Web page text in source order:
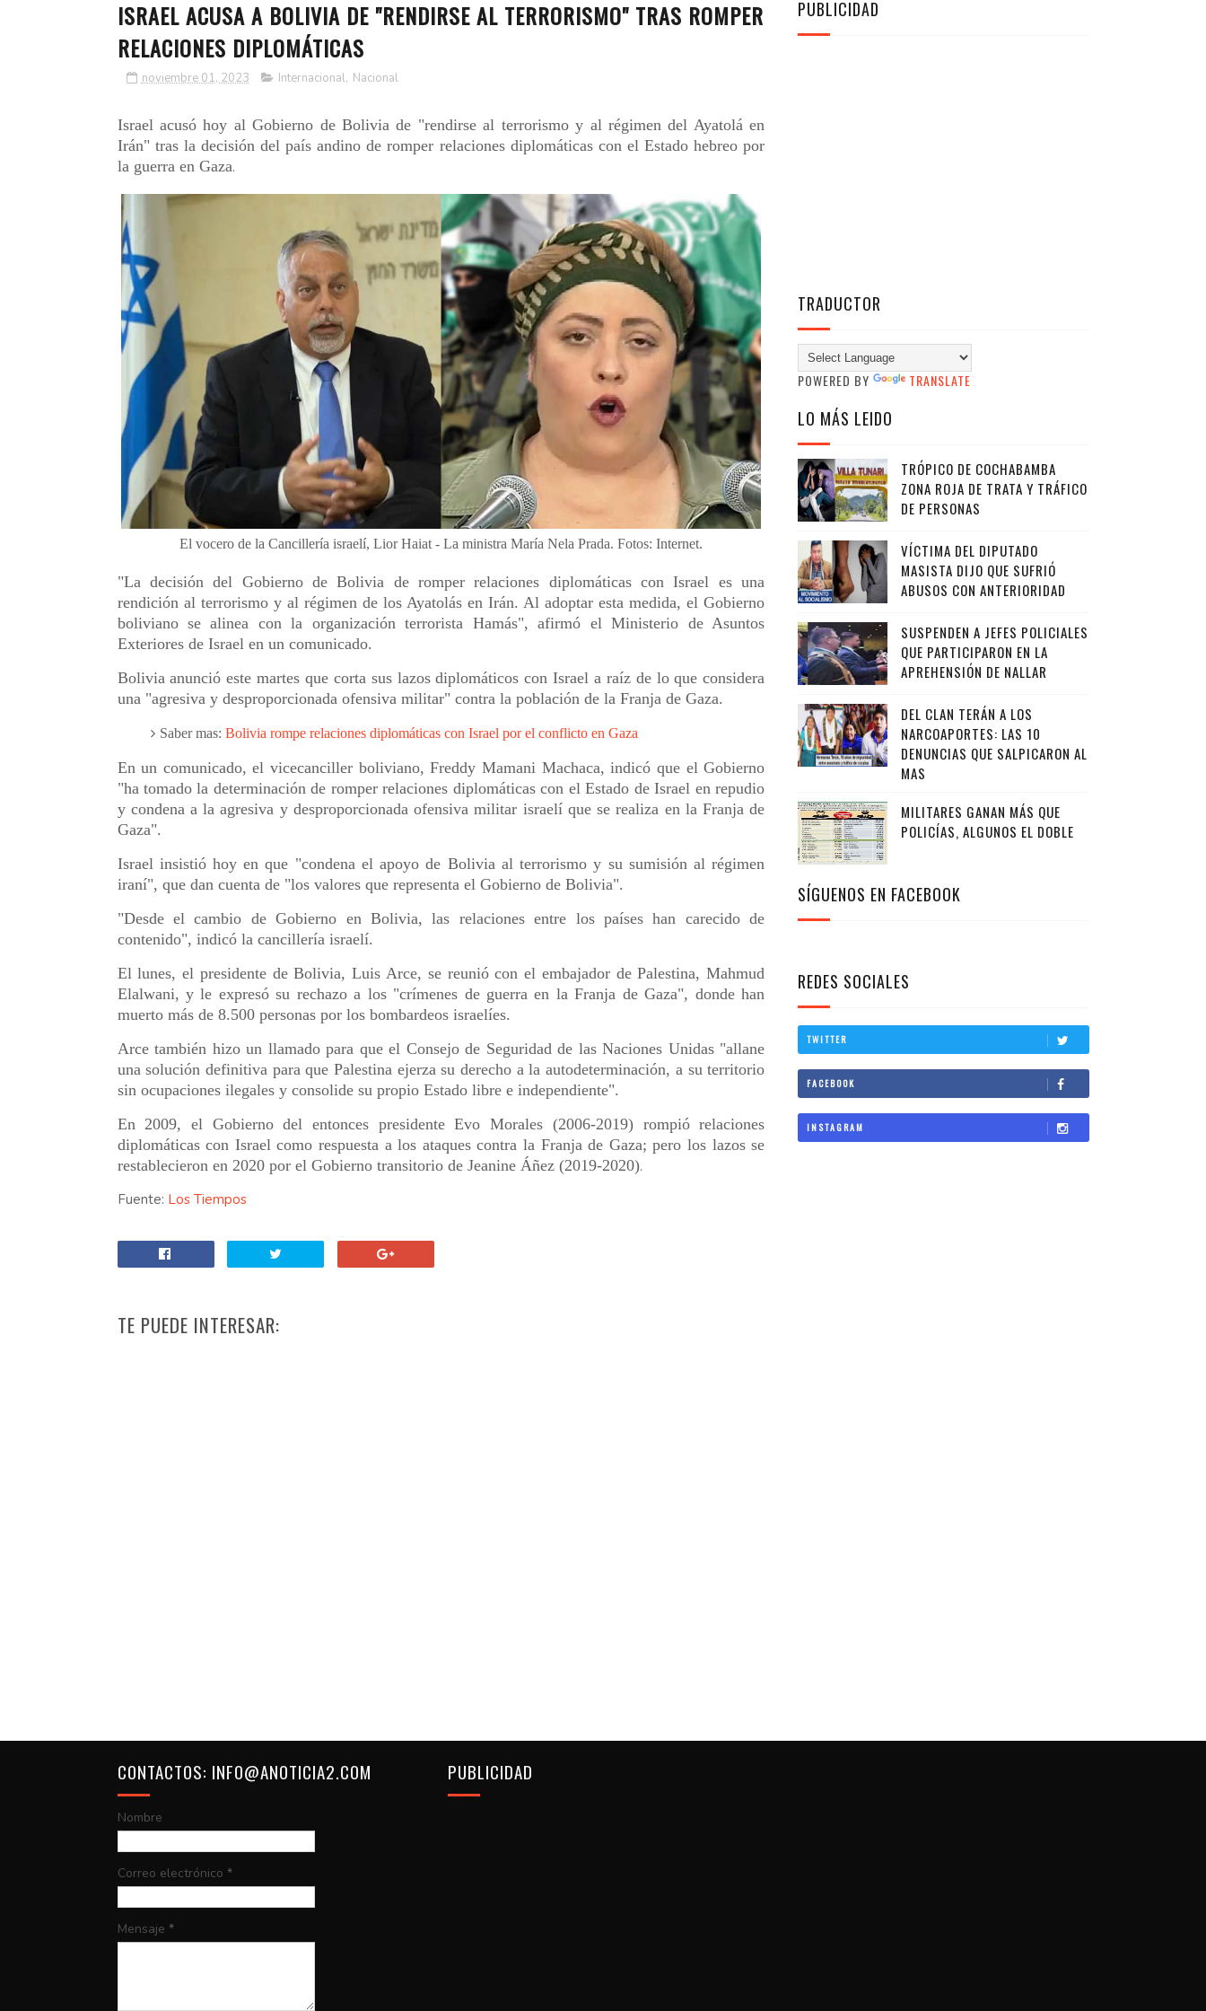
ISRAEL ACUSA A BOLIVIA DE "RENDIRSE AL TERRORISMO" TRAS ROMPER
RELACIONES DIPLOMÁTICAS
noviembre 01, 2023 Internacional, Nacional
Israel acusó hoy al Gobierno de Bolivia de "rendirse al terrorismo y al régimen del Ayatolá en
Irán" tras la decisión del país andino de romper relaciones diplomáticas con el Estado hebreo por
la guerra en Gaza.
El vocero de la Cancillería israelí, Lior Haiat - La ministra María Nela Prada. Fotos: Internet.
"La decisión del Gobierno de Bolivia de romper relaciones diplomáticas con Israel es una
rendición al terrorismo y al régimen de los Ayatolás en Irán. Al adoptar esta medida, el Gobierno
boliviano se alinea con la organización terrorista Hamás", afirmó el Ministerio de Asuntos
Exteriores de Israel en un comunicado.
Bolivia anunció este martes que corta sus lazos diplomáticos con Israel a raíz de lo que considera
una "agresiva y desproporcionada ofensiva militar" contra la población de la Franja de Gaza.
Saber mas: Bolivia rompe relaciones diplomáticas con Israel por el conflicto en Gaza
En un comunicado, el vicecanciller boliviano, Freddy Mamani Machaca, indicó que el Gobierno
"ha tomado la determinación de romper relaciones diplomáticas con el Estado de Israel en repudio
y condena a la agresiva y desproporcionada ofensiva militar israelí que se realiza en la Franja de
Gaza".
Israel insistió hoy en que "condena el apoyo de Bolivia al terrorismo y su sumisión al régimen
iraní", que dan cuenta de "los valores que representa el Gobierno de Bolivia".
"Desde el cambio de Gobierno en Bolivia, las relaciones entre los países han carecido de
contenido", indicó la cancillería israelí.
El lunes, el presidente de Bolivia, Luis Arce, se reunió con el embajador de Palestina, Mahmud
Elalwani, y le expresó su rechazo a los "crímenes de guerra en la Franja de Gaza", donde han
muerto más de 8.500 personas por los bombardeos israelíes.
Arce también hizo un llamado para que el Consejo de Seguridad de las Naciones Unidas "allane
una solución definitiva para que Palestina ejerza su derecho a la autodeterminación, a su territorio
sin ocupaciones ilegales y consolide su propio Estado libre e independiente".
En 2009, el Gobierno del entonces presidente Evo Morales (2006-2019) rompió relaciones
diplomáticas con Israel como respuesta a los ataques contra la Franja de Gaza; pero los lazos se
restablecieron en 2020 por el Gobierno transitorio de Jeanine Áñez (2019-2020).
Fuente: Los Tiempos
TE PUEDE INTERESAR:
PUBLICIDAD
TRADUCTOR
POWERED BY TRANSLATE
LO MÁS LEIDO
TRÓPICO DE COCHABAMBA
ZONA ROJA DE TRATA Y TRÁFICO
DE PERSONAS
VÍCTIMA DEL DIPUTADO
MASISTA DIJO QUE SUFRIÓ
ABUSOS CON ANTERIORIDAD
SUSPENDEN A JEFES POLICIALES
QUE PARTICIPARON EN LA
APREHENSIÓN DE NALLAR
DEL CLAN TERÁN A LOS
NARCOAPORTES: LAS 10
DENUNCIAS QUE SALPICARON AL
MAS
MILITARES GANAN MÁS QUE
POLICÍAS, ALGUNOS EL DOBLE
SÍGUENOS EN FACEBOOK
REDES SOCIALES
TWITTER
FACEBOOK
INSTAGRAM
CONTACTOS: INFO@ANOTICIA2.COM
Nombre
Correo electrónico *
Mensaje *
PUBLICIDAD